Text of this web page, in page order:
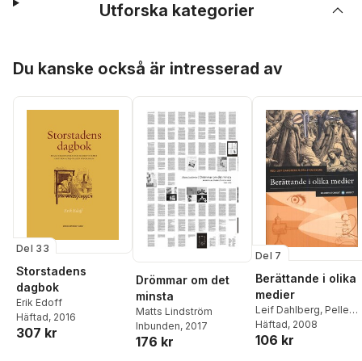
Utforska kategorier
Du kanske också är intresserad av
Del 33
Storstadens
dagbok
Erik Edoff
Häftad, 2016
307 kr
Drömmar om det
minsta
Matts Lindström
Inbunden, 2017
176 kr
Del 7
Berättande i olika
medier
Leif Dahlberg, Pelle
Snickars
Häftad, 2008
106 kr